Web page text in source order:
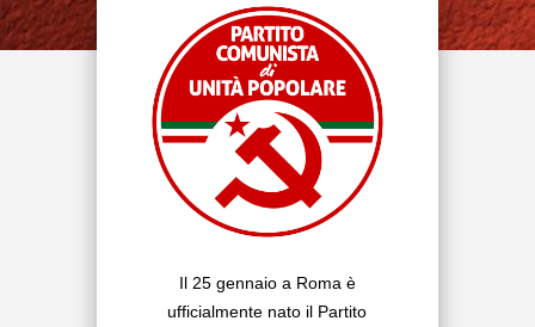
Il 25 gennaio a Roma è
ufficialmente nato il Partito